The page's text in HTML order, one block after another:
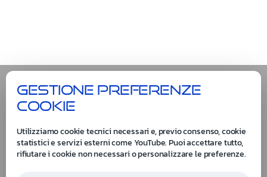
Gestione preferenze
cookie
Utilizziamo cookie tecnici necessari e, previo consenso, cookie
statistici e servizi esterni come YouTube. Puoi accettare tutto,
rifiutare i cookie non necessari o personalizzare le preferenze.